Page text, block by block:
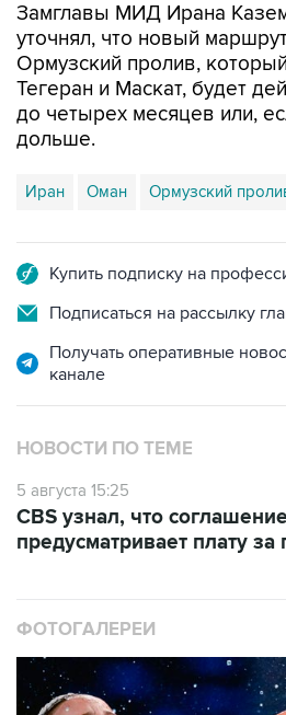
Замглавы МИД Ирана
уточнял, что новый
Ормузский пролив,
Тегеран и Маскат, будет
до четырех месяцев или,
дольше.
Иран Оман Ормузский
Купить подписку на
Подписаться на рассылку
Получать оперативные
канале
НОВОСТИ ПО ТЕМЕ
5 августа 15:25
CBS узнал, что
предусматривает плату
ФОТОГАЛЕРЕИ